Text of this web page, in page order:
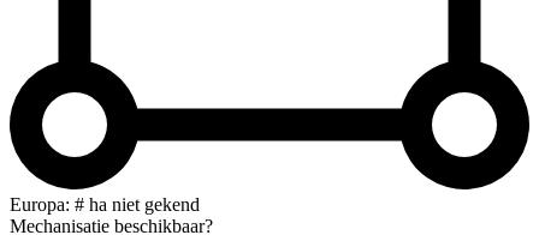
Europa: # ha niet gekend
Mechanisatie beschikbaar?